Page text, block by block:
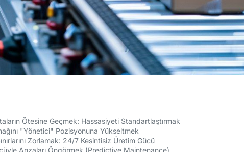
Ötesine Geçmek: Hassasiyeti Standartlaştırmak
"Yönetici" Pozisyonuna Yükseltmek
Zorlamak: 24/7 Kesintisiz Üretim Gücü
Arızaları Öngörmek (Predictive Maintenance)